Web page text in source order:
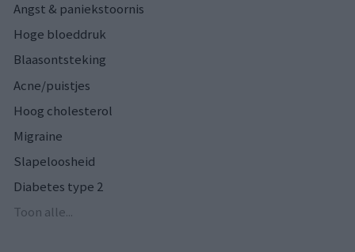
Angst & paniekstoornis
Hoge bloeddruk
Blaasontsteking
Acne/puistjes
Hoog cholesterol
Migraine
Slapeloosheid
Diabetes type 2
Toon alle...